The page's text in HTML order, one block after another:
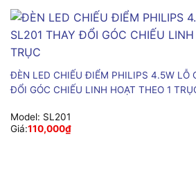
ĐÈN LED CHIẾU ĐIỂM PHILIPS 4.5W LỖ
ĐỔI GÓC CHIẾU LINH HOẠT THEO 1
Model: SL201
Giá:110,000₫